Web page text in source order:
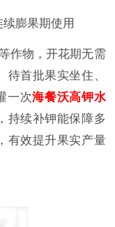
膨果期使用
作物，开花期无需
首批果实坐住、
一次海餐沃高钾水
持续补钾能保障多
有效提升果实产量